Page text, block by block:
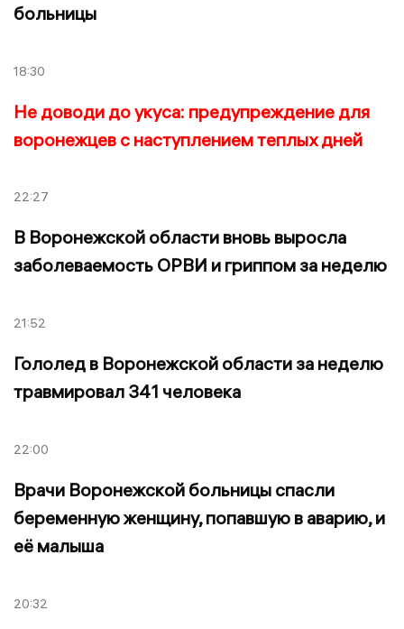
больницы
18:30
Не доводи до укуса: предупреждение для
воронежцев с наступлением теплых дней
22:27
В Воронежской области вновь выросла
заболеваемость ОРВИ и гриппом за неделю
21:52
Гололед в Воронежской области за неделю
травмировал 341 человека
22:00
Врачи Воронежской больницы спасли
беременную женщину, попавшую в аварию, и
её малыша
20:32